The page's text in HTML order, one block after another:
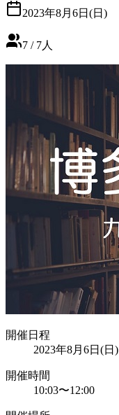
2023年8月6日(日)
7 / 7人
開催日程
2023年8月6日(日)
開催時間
10:03〜12:00